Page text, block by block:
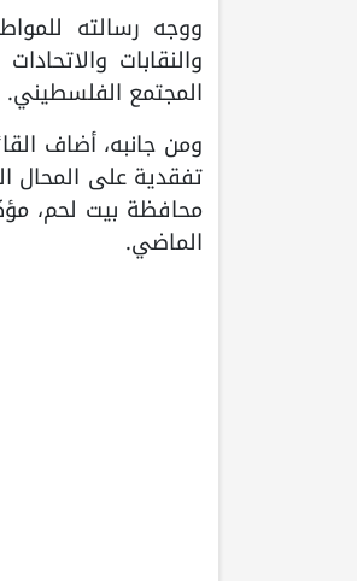
ووجه رسالته
والنقابات
المجتمع الفلسطيني.
ومن جانبه، أضاف
تفقدية على المحال
الماضي.